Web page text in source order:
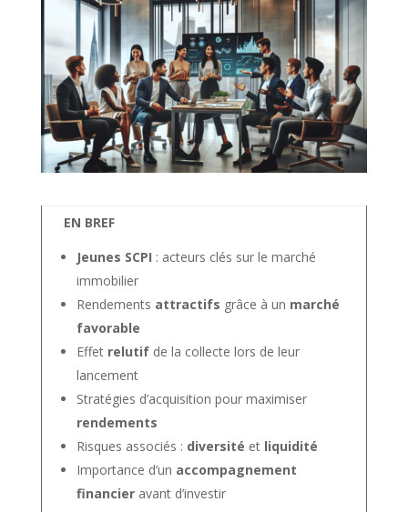
EN BREF
Jeunes SCPI : acteurs clés sur le marché
immobilier
Rendements attractifs grâce à un marché
favorable
Effet relutifde la collecte lors de leur
lancement
Stratégies d’acquisition pour maximiser
rendements
Risques associés : diversité et liquidité
Importance d’un accompagnement
financieravant d’investir